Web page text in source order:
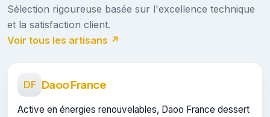
Sélection rigoureuse basée sur l'excellence technique
et la satisfaction client.
Voir tous les artisans ↗
DF Daoo France
Active en énergies renouvelables, Daoo France dessert